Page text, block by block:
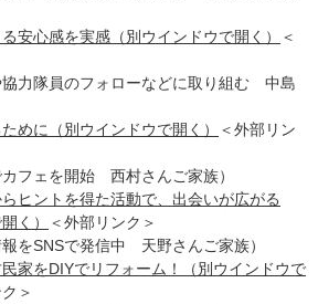
安心感を実感（別ウインドウで開く）​
＜
協力隊員のフォローなどに取り組む 中島
めに（別ウインドウで開く）​
＜外部リン
カフェを開始 西村さんご家族）
ヒントを得た活動で、出会いが広がる
く）​
＜外部リンク＞
報をSNSで発信中 天野さんご家族）
家をDIYでリフォーム！（別ウインドウで
＞